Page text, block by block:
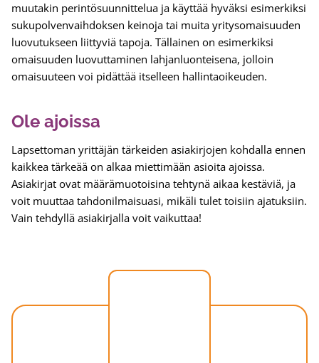
muutakin perintösuunnittelua ja käyttää hyväksi esimerkiksi
sukupolvenvaihdoksen keinoja tai muita yritysomaisuuden
luovutukseen liittyviä tapoja. Tällainen on esimerkiksi
omaisuuden luovuttaminen lahjanluonteisena, jolloin
omaisuuteen voi pidättää itselleen hallintaoikeuden.
Ole ajoissa
Lapsettoman yrittäjän tärkeiden asiakirjojen kohdalla ennen
kaikkea tärkeää on alkaa miettimään asioita ajoissa.
Asiakirjat ovat määrämuotoisina tehtynä aikaa kestäviä, ja
voit muuttaa tahdonilmaisuasi, mikäli tulet toisiin ajatuksiin.
Vain tehdyllä asiakirjalla voit vaikuttaa!